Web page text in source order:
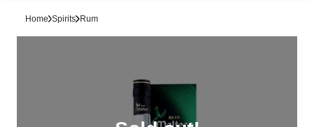
Home Spirits Rum